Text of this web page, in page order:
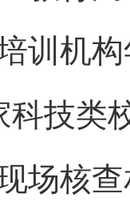
训机
科技类
场核